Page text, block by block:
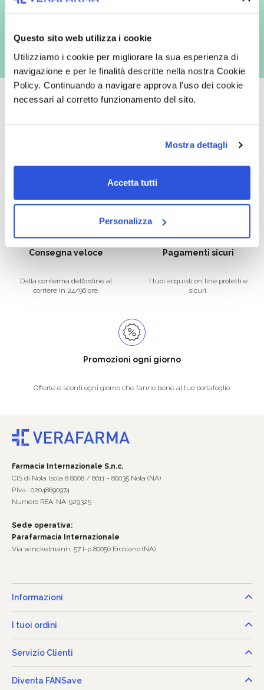
Questo sito web utilizza i cookie
Utilizziamo i cookie per migliorare la sua esperienza di
navigazione e per le finalità descritte nella nostra Cookie
Policy. Continuando a navigare approva l'uso dei cookie
necessari al corretto funzionamento del sito.
Mostra dettagli
Accetta tutti
Personalizza
con inviti e comunicazioni commerciali - e modalità tradizionali, quali ad
es. posta cartacea)
Catalogo prodotti ampio e completo
Con un acquisto minimo di 29.90 €
Spedizioni in tutta Europa a 20€.
Consegna veloce
Dalla conferma dell’ordine al
corriere in 24/96 ore.
Pagamenti sicuri
I tuoi acquisti on line protetti e
sicuri.
Promozioni ogni giorno
Offerte e sconti ogni giorno che fanno bene al tuo portafoglio.
Farmacia Internazionale S.n.c.
CIS di Nola Isola 8 8008 / 8011 - 80035 Nola (NA)
P.Iva : 02048690974
Numero REA: NA-929325
Sede operativa:
Parafarmacia Internazionale
Via winckelmann, 57 l-p 80056 Ercolano (NA)
Informazioni
I tuoi ordini
Servizio Clienti
Diventa FANSave